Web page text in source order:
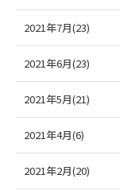
2021年7月(23)
2021年6月(23)
2021年5月(21)
2021年4月(6)
2021年2月(20)